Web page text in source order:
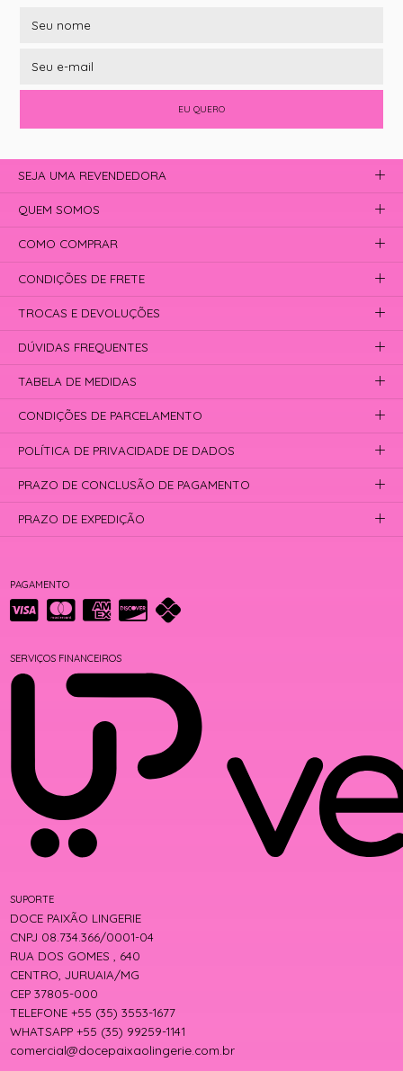
EU QUERO
PAGAMENTO
SERVIÇOS FINANCEIROS
SUPORTE
DOCE PAIXÃO LINGERIE
CNPJ 08.734.366/0001-04
RUA DOS GOMES , 640
CENTRO, JURUAIA/MG
CEP 37805-000
TELEFONE +55 (35) 3553-1677
WHATSAPP +55 (35) 99259-1141
comercial@docepaixaolingerie.com.br
SEJA UMA REVENDEDORA
QUEM SOMOS
COMO COMPRAR
CONDIÇÕES DE FRETE
TROCAS E DEVOLUÇÕES
DÚVIDAS FREQUENTES
TABELA DE MEDIDAS
CONDIÇÕES DE PARCELAMENTO
POLÍTICA DE PRIVACIDADE DE DADOS
PRAZO DE CONCLUSÃO DE PAGAMENTO
PRAZO DE EXPEDIÇÃO